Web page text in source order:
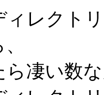
ィレクト
ら凄い数